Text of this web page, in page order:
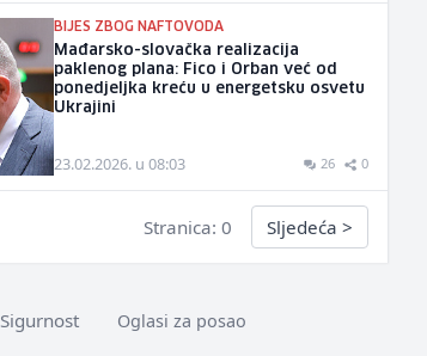
BIJES ZBOG NAFTOVODA
Mađarsko-slovačka realizacija
paklenog plana: Fico i Orban već od
ponedjeljka kreću u energetsku osvetu
Ukrajini
23.02.2026. u 08:03 26 0
Stranica: 0 Sljedeća >
Sigurnost Oglasi za posao